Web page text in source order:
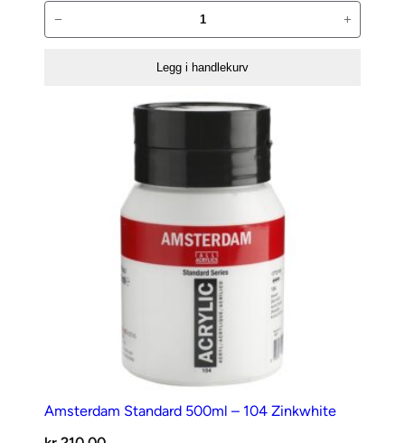
Avrivningspalett
− +
Legg i handlekurv
Amsterdam Standard 500ml – 104 Zinkwhite